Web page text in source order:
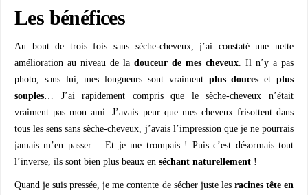
Les bénéfices
Au bout de trois fois sans sèche-cheveux, j’ai constaté une nette
amélioration au niveau de la douceur de mes cheveux . Il n’y a pas
photo, sans lui, mes longueurs sont vraiment plus douces etplus
souples … J’ai rapidement compris que le sèche-cheveux n’était
vraiment pas mon ami. J’avais peur que mes cheveux frisottent dans
tous les sens sans sèche-cheveux, j’avais l’impression que je ne pourrais
jamais m’en passer… Et je me trompais ! Puis c’est désormais tout
l’inverse, ils sont bien plus beaux en séchant naturellement !
Quand je suis pressée, je me contente de sécher juste les racines tête en